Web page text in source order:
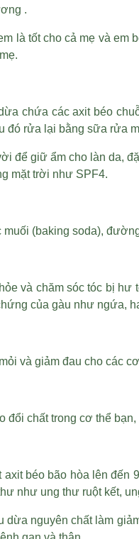
.
là tốt cho cả mẹ và
chứa các axit béo
đó rửa lại bằng sữa rửa
để giữ ẩm cho làn da,
mặt trời như SPF4.
(baking soda),
và chăm sóc tóc bị
của gàu như ngứa,
và giảm đau cho các
đổi chất trong cơ thể
béo bão hòa lên
như ung thư ruột kết,
nguyên chất làm